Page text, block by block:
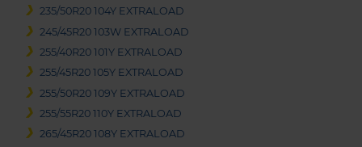
235/50R20 104Y EXTRALOAD
245/45R20 103W EXTRALOAD
255/40R20 101Y EXTRALOAD
255/45R20 105Y EXTRALOAD
255/50R20 109Y EXTRALOAD
255/55R20 110Y EXTRALOAD
265/45R20 108Y EXTRALOAD